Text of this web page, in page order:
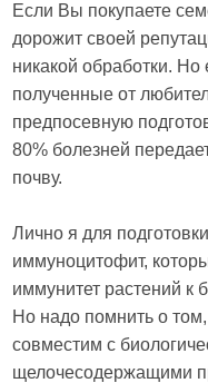
Если Вы покупаете
дорожит своей
никакой обработки. Но
полученные от
предпосевную
80% болезней
почву.
Лично я для
иммуноцитофит,
иммунитет растений к
Но надо помнить о
совместим с
щелочесодержащими